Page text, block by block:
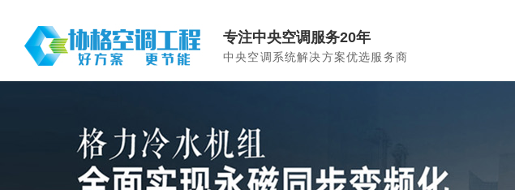
专注中央空调服务20年
中央空调系统解决方案优选服务商